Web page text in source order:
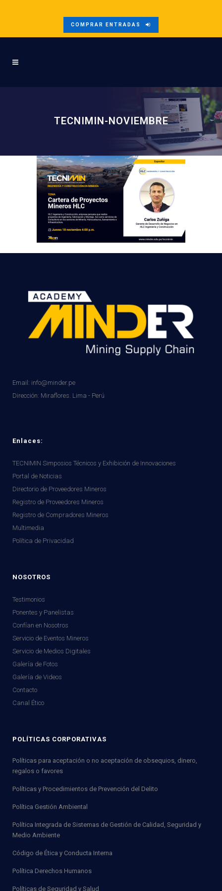
COMPRAR ENTRADAS
TECNIMIN-NOVIEMBRE
Email: info@minder.pe
Dirección: Miraflores. Lima - Perú
Enlaces:
TECNIMIN Simposios Técnicos y Exhibición de Innovaciones
Portal de Noticias
Directorio de Proveedores Mineros
Registro de Proveedores Mineros
Registro de Compradores Mineros
Multimedia
Política de Privacidad
NOSOTROS
Testimonios
Ponentes y Panelistas
Confían en Nosotros
Servicio de Eventos Mineros
Servicio de Medios Digitales
Galería de Fotos
Galería de Videos
Contacto
Canal Ético
POLÍTICAS CORPORATIVAS
Políticas para aceptación o no aceptación de obsequios, dinero,
regalos o favores
Políticas y Procedimientos de Prevención del Delito
Política Gestión Ambiental
Política Integrada de Sistemas de Gestión de Calidad, Seguridad y
Medio Ambiente
Código de Ética y Conducta Interna
Política Derechos Humanos
Políticas de Seguridad y Salud